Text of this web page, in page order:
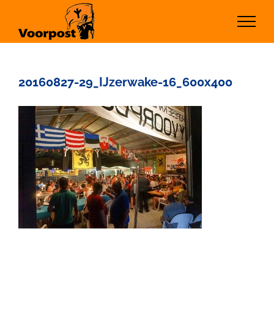
inhoud
20160827-29_IJzerwake-16_600x400